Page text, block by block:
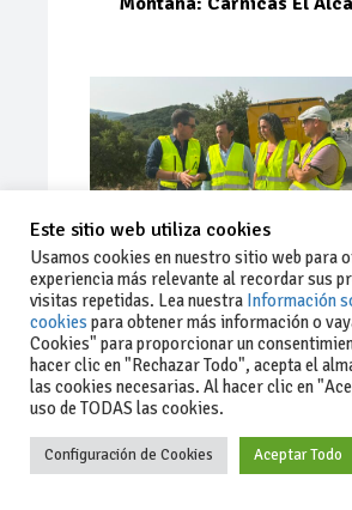
Ago 03, 2026 73 0
La Junta implementa
A381 por Los Barrios
Este sitio web utiliza cookies
Usamos cookies en nuestro sitio web para
experiencia más relevante al recordar sus
visitas repetidas. Lea nuestra Información
cookies para obtener más información o
Cookies" para proporcionar un
hacer clic en "Rechazar Todo", acepta el
las cookies necesarias. Al hacer clic en
uso de TODAS las cookies.
Configuración de Cookies Aceptar Todo